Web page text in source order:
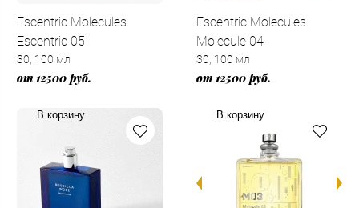
Escentric Molecules
Escentric 05
30, 100 мл
от 12500 руб.
В корзину
Escentric Molecules
Molecule 04
30, 100 мл
от 12500 руб.
В корзину